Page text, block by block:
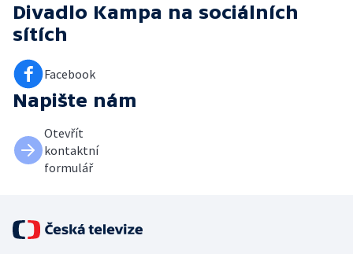
Divadlo Kampa na sociálních
sítích
Facebook
Napište nám
Otevřít
kontaktní
formulář